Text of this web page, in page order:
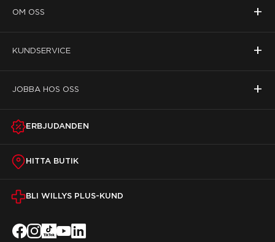
OM OSS +
KUNDSERVICE +
JOBBA HOS OSS +
ERBJUDANDEN
HITTA BUTIK
BLI WILLYS PLUS-KUND